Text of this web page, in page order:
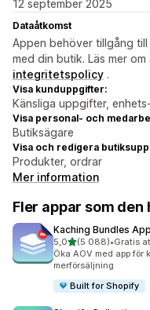
12 september 2025
Dataåtkomst
Appen behöver tillgång
med din butik. Läs mer
integritetspolicy .
Visa kunduppgifter:
Känsliga uppgifter,
Visa personal- och
Butiksägare
Visa och redigera
Produkter, ordrar
Mer information
Fler appar som den
Kaching Bundles
5,0av 5 stjärnor
(5 088)
5088 recensioner
•Gratis
Öka AOV med app
merförsäljning
Built for Shopify